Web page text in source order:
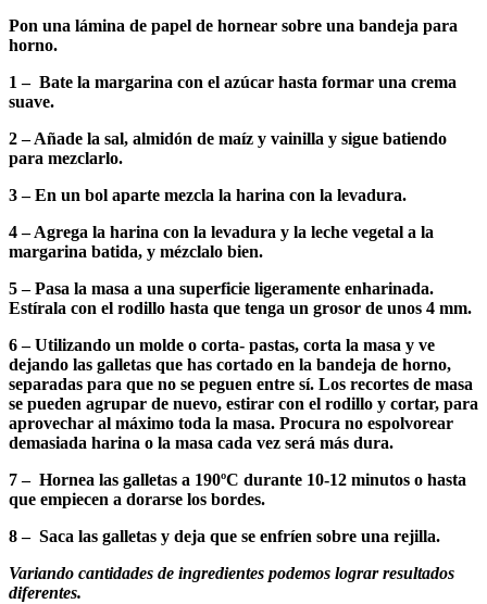
Pon una lámina de papel de hornear sobre una bandeja para
horno.
1 – Bate la margarina con el azúcar hasta formar una crema
suave.
2 – Añade la sal, almidón de maíz y vainilla y sigue batiendo
para mezclarlo.
3 – En un bol aparte mezcla la harina con la levadura.
4 – Agrega la harina con la levadura y la leche vegetal a la
margarina batida, y mézclalo bien.
5 – Pasa la masa a una superficie ligeramente enharinada.
Estírala con el rodillo hasta que tenga un grosor de unos 4 mm.
6 – Utilizando un molde o corta- pastas, corta la masa y ve
dejando las galletas que has cortado en la bandeja de horno,
separadas para que no se peguen entre sí. Los recortes de masa
se pueden agrupar de nuevo, estirar con el rodillo y cortar, para
aprovechar al máximo toda la masa. Procura no espolvorear
demasiada harina o la masa cada vez será más dura.
7 – Hornea las galletas a 190ºC durante 10-12 minutos o hasta
que empiecen a dorarse los bordes.
8 – Saca las galletas y deja que se enfríen sobre una rejilla.
Variando cantidades de ingredientes podemos lograr resultados
diferentes.